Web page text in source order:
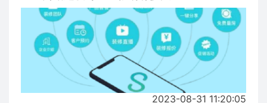
2023-08-31 11:20:05